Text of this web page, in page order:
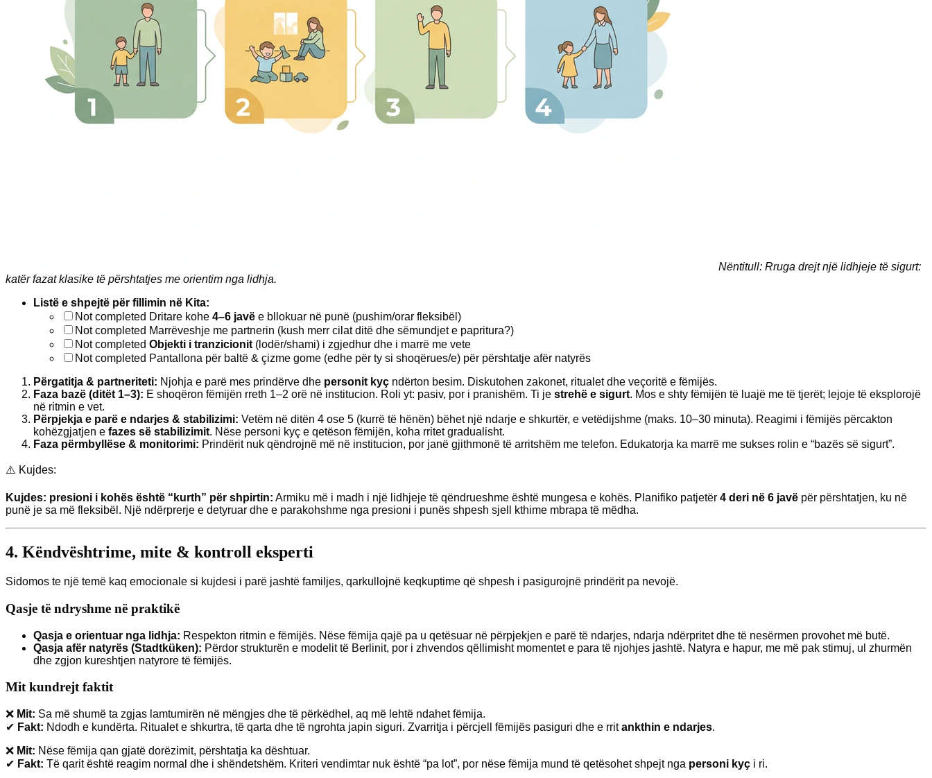
Nëntitull: Rruga drejt një lidhjeje të sigurt:
katër fazat klasike të përshtatjes me orientim nga lidhja.
Listë e shpejtë për fillimin në Kita:
Not completed Dritare kohe 4–6 javë e bllokuar në punë (pushim/orar fleksibël)
Not completed Marrëveshje me partnerin (kush merr cilat ditë dhe sëmundjet e papritura?)
Not completed Objekti i tranzicionit (lodër/shami) i zgjedhur dhe i marrë me vete
Not completed Pantallona për baltë & çizme gome (edhe për ty si shoqërues/e) për përshtatje afër natyrës
Përgatitja & partneriteti: Njohja e parë mes prindërve dhe personit kyç ndërton besim. Diskutohen zakonet, ritualet dhe veçoritë e fëmijës.
Faza bazë (ditët 1–3): E shoqëron fëmijën rreth 1–2 orë në institucion. Roli yt: pasiv, por i pranishëm. Ti je strehë e sigurt. Mos e shty fëmijën të luajë me të tjerët; lejoje të eksplorojë
në ritmin e vet.
Përpjekja e parë e ndarjes & stabilizimi: Vetëm në ditën 4 ose 5 (kurrë të hënën) bëhet një ndarje e shkurtër, e vetëdijshme (maks. 10–30 minuta). Reagimi i fëmijës përcakton
kohëzgjatjen e fazes së stabilizimit. Nëse personi kyç e qetëson fëmijën, koha rritet gradualisht.
Faza përmbyllëse & monitorimi: Prindërit nuk qëndrojnë më në institucion, por janë gjithmonë të arritshëm me telefon. Edukatorja ka marrë me sukses rolin e “bazës së sigurt”.
⚠️ Kujdes:
Kujdes: presioni i kohës është “kurth” për shpirtin: Armiku më i madh i një lidhjeje të qëndrueshme është mungesa e kohës. Planifiko patjetër 4 deri në 6 javë për përshtatjen, ku në
punë je sa më fleksibël. Një ndërprerje e detyruar dhe e parakohshme nga presioni i punës shpesh sjell kthime mbrapa të mëdha.
4. Këndvështrime, mite & kontroll eksperti
Sidomos te një temë kaq emocionale si kujdesi i parë jashtë familjes, qarkullojnë keqkuptime që shpesh i pasigurojnë prindërit pa nevojë.
Qasje të ndryshme në praktikë
Qasja e orientuar nga lidhja: Respekton ritmin e fëmijës. Nëse fëmija qajë pa u qetësuar në përpjekjen e parë të ndarjes, ndarja ndërpritet dhe të nesërmen provohet më butë.
Qasja afër natyrës (Stadtküken): Përdor strukturën e modelit të Berlinit, por i zhvendos qëllimisht momentet e para të njohjes jashtë. Natyra e hapur, me më pak stimuj, ul zhurmën
dhe zgjon kureshtjen natyrore të fëmijës.
Mit kundrejt faktit
❌ Mit: Sa më shumë ta zgjas lamtumirën në mëngjes dhe të përkëdhel, aq më lehtë ndahet fëmija.
✔ Fakt: Ndodh e kundërta. Ritualet e shkurtra, të qarta dhe të ngrohta japin siguri. Zvarritja i përcjell fëmijës pasiguri dhe e rritankthin e ndarjes.
❌ Mit: Nëse fëmija qan gjatë dorëzimit, përshtatja ka dështuar.
✔ Fakt: Të qarit është reagim normal dhe i shëndetshëm. Kriteri vendimtar nuk është “pa lot”, por nëse fëmija mund të qetësohet shpejt nga personi kyç i ri.